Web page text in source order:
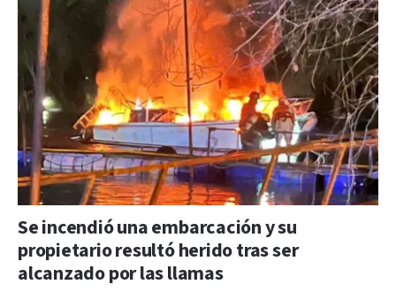
Se incendió una embarcación y su
propietario resultó herido tras ser
alcanzado por las llamas